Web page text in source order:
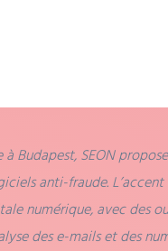
à Budapest, SEON
anti-fraude. L’accent
numérique, avec des
des e-mails et des